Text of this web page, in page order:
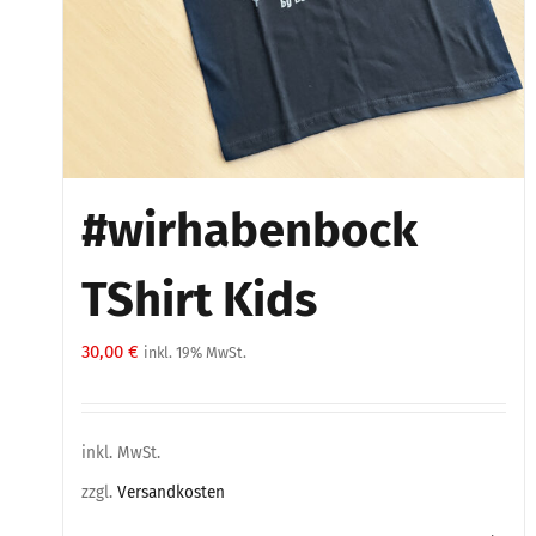
#wirhabenbock
TShirt Kids
30,00 € inkl. 19% MwSt.
inkl. MwSt.
zzgl. Versandkosten